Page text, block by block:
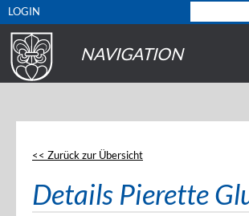
LOGIN
NAVIGATION
<< Zurück zur Übersicht
Details Pierette